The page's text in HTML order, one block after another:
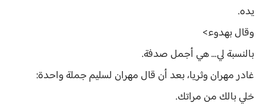
يده.
وقال بهدوء>
بالنسبة لي... هي أجمل صدفة.
غادر مهران وثريا، بعد أن قال مهران لسليم جملة واحدة:
خلي بالك من مراتك.